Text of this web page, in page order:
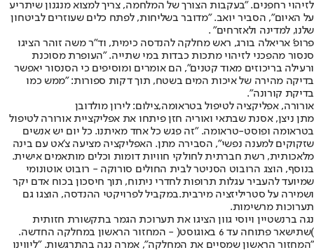
לזיהוי רחפנים. "בעקבות הצורך של המלחמה, צריך למצוא מנגנון שיתריע
על האיום", הסביר יואב. "מדובר בשליחות, לפתח כלים שעוזרים לביטחון
שלנו, למדינה ולאזרחים" .
פרופ' אריאלה בורג, ראש מחלקה להנדסה כימית, וד"ר משה זוהר הציגו
סנסור מהפכני לזיהוי מתכות כבדות במי שתייה. "העופרת מסוכנת
ורעילה בריכוזים מאוד קטנים", הם אומרים ומוסיפים כי הסנסור יאפשר
בדיקה מהירה של איכות המים בשטח, תוך דקות ספורות: "ממש כמו
בדיקת קורונה".
אורורה, אפליקציה לטיפול בטראומה,צילום: לירון מולדובן
מתן ניצן, אסנת שבתאי ואוריה חזן פיתחו את אפליקציית אורורה לטיפול
בטראומה ופוסט-טראומה. "זה פגש כל אחד מאיתנו. כל יום יש אנשים
שזקוקים למענה נפשי", הסבירה מתן. האפליקציה מציעה צ'אט עם בינה
מלאכותית, רשת חברתית לחולקי חוויות דומות וכלים מותאמים אישית.
בנוסף, הוצג הרובוט הסניטר לבית החולים סורוקה - רובוט אוטונומי
שמיועד להעביר עגלות תרופות לחדרי ניתוח, תוך חיסכון בכוח אדם יקר
ושמירה על סטריליזציה מירבית.במקביל לפרויקטי ההנדסה, הוצגו גם
תערוכות מרשימות.
נגה ברנשטיין ויוסי גוון הציגו את תערוכת הגמר בתקשורת חזותית
)שתישאר פתוחה עד 6 באוגוסט( - המחזור הראשון במחלקה החדשה.
"המחזור הראשון שמסיים את המחלקה", אמרה נגה בהתרגשות. "ליווינו